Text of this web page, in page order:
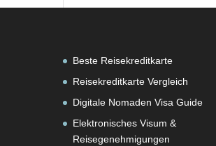
Beste Reisekreditkarte
Reisekreditkarte Vergleich
Digitale Nomaden Visa Guide
Elektronisches Visum &
Reisegenehmigungen